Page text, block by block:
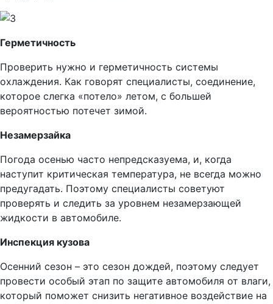
Герметичность
Проверить нужно и герметичность системы
охлаждения. Как говорят специалисты, соединение,
которое слегка «потело» летом, с большей
вероятностью потечет зимой.
Незамерзайка
Погода осенью часто непредсказуема, и, когда
наступит критическая температура, не всегда можно
предугадать. Поэтому специалисты советуют
проверять и следить за уровнем незамерзающей
жидкости в автомобиле.
Инспекция кузова
Осенний сезон – это сезон дождей, поэтому следует
провести особый этап по защите автомобиля от влаги,
который поможет снизить негативное воздействие на